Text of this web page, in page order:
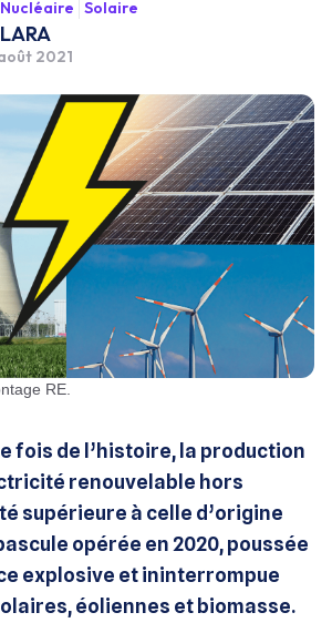
Nucléaire Solaire
2021
RE.
fois de l’histoire, la production
renouvelable hors
supérieure à celle d’origine
opérée en 2020, poussée
explosive et ininterrompue
éoliennes et biomasse.